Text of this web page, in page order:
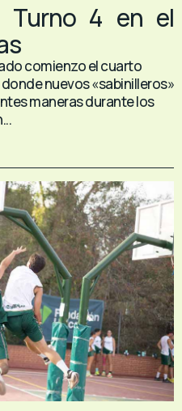
Turno 4 en el
comienzo el cuarto
nuevos «sabinilleros»
maneras durante los